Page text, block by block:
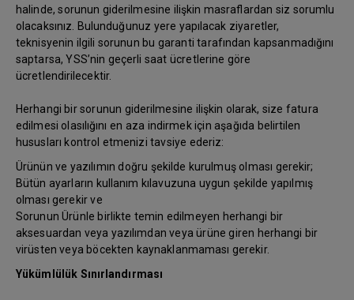
halinde, sorunun giderilmesine ilişkin masraflardan siz sorumlu
olacaksınız. Bulunduğunuz yere yapılacak ziyaretler,
teknisyenin ilgili sorunun bu garanti tarafından kapsanmadığını
saptarsa, YSS’nin geçerli saat ücretlerine göre
ücretlendirilecektir.
Herhangi bir sorunun giderilmesine ilişkin olarak, size fatura
edilmesi olasılığını en aza indirmek için aşağıda belirtilen
hususları kontrol etmenizi tavsiye ederiz:
Ürünün ve yazılımın doğru şekilde kurulmuş olması gerekir;
Bütün ayarların kullanım kılavuzuna uygun şekilde yapılmış
olması gerekir ve
Sorunun Ürünle birlikte temin edilmeyen herhangi bir
aksesuardan veya yazılımdan veya ürüne giren herhangi bir
virüsten veya böcekten kaynaklanmaması gerekir.
Yükümlülük Sınırlandırması